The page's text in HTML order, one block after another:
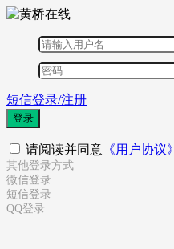
短信登录/注册
登录
请阅读并同意 《用户协议》
其他登录方式
微信登录
短信登录
QQ登录